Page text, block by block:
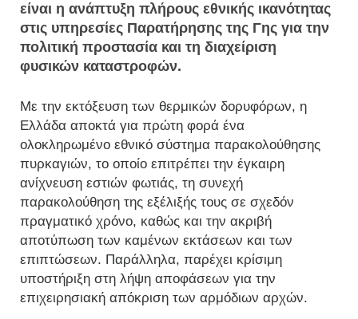
είναι η ανάπτυξη πλήρους εθνικής ικανότητας
στις υπηρεσίες Παρατήρησης της Γης για την
πολιτική προστασία και τη διαχείριση
φυσικών καταστροφών.
Με την εκτόξευση των θερμικών δορυφόρων, η
Ελλάδα αποκτά για πρώτη φορά ένα
ολοκληρωμένο εθνικό σύστημα παρακολούθησης
πυρκαγιών, το οποίο επιτρέπει την έγκαιρη
ανίχνευση εστιών φωτιάς, τη συνεχή
παρακολούθηση της εξέλιξής τους σε σχεδόν
πραγματικό χρόνο, καθώς και την ακριβή
αποτύπωση των καμένων εκτάσεων και των
επιπτώσεων. Παράλληλα, παρέχει κρίσιμη
υποστήριξη στη λήψη αποφάσεων για την
επιχειρησιακή απόκριση των αρμόδιων αρχών.